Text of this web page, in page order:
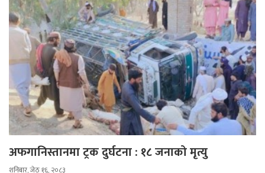
अफगानिस्तानमा ट्रक दुर्घटना : १८ जनाको मृत्यु
शनिबार, जेठ १६, २०८३